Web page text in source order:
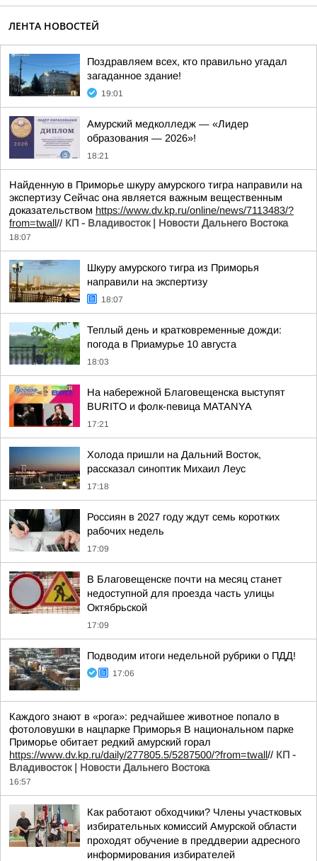
ЛЕНТА НОВОСТЕЙ
Поздравляем всех, кто правильно угадал
загаданное здание!
19:01
Амурский медколледж — «Лидер
образования — 2026»!
18:21
Найденную в Приморье шкуру амурского тигра направили на
экспертизу Сейчас она является важным вещественным
доказательством https://www.dv.kp.ru/online/news/7113483/?
from=twall// КП - Владивосток | Новости Дальнего Востока
18:07
Шкуру амурского тигра из Приморья
направили на экспертизу
18:07
Теплый день и кратковременные дожди:
погода в Приамурье 10 августа
18:03
На набережной Благовещенска выступят
BURITO и фолк-певица MATANYA
17:21
Холода пришли на Дальний Восток,
рассказал синоптик Михаил Леус
17:18
Россиян в 2027 году ждут семь коротких
рабочих недель
17:09
В Благовещенске почти на месяц станет
недоступной для проезда часть улицы
Октябрьской
17:09
Подводим итоги недельной рубрики о ПДД!
17:06
Каждого знают в «рога»: редчайшее животное попало в
фотоловушки в нацпарке Приморья В национальном парке
Приморье обитает редкий амурский горал
https://www.dv.kp.ru/daily/277805.5/5287500/?from=twall// КП -
Владивосток | Новости Дальнего Востока
16:57
Как работают обходчики? Члены участковых
избирательных комиссий Амурской области
проходят обучение в преддверии адресного
информирования избирателей